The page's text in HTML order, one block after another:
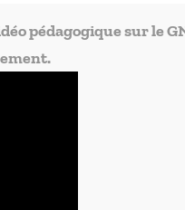
pédagogique sur le